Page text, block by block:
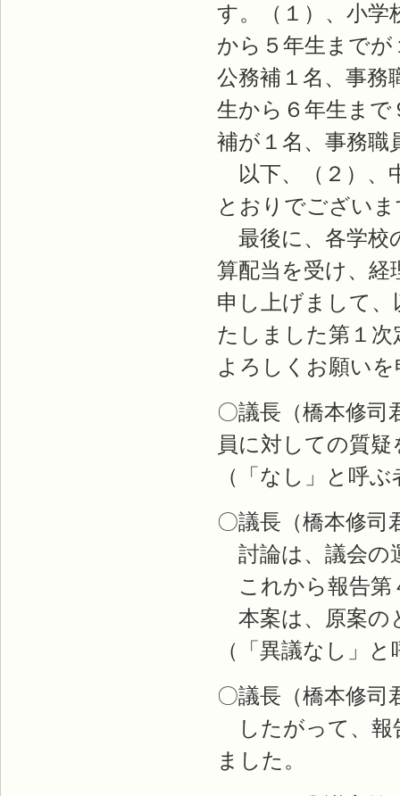
す。（１）、小学
から５年生まで
公務補１名、事務
生から６年生まで
補が１名、事務職
以下、（２）、
とおりでござい
最後に、各学校
算配当を受け、
申し上げまして、
たしました第１
よろしくお願い
〇議長（橋本修
員に対しての質
（「なし」と呼
〇議長（橋本修
討論は、議会の
これから報告第
本案は、原案の
（「異議なし」
〇議長（橋本修
したがって、報
ました。